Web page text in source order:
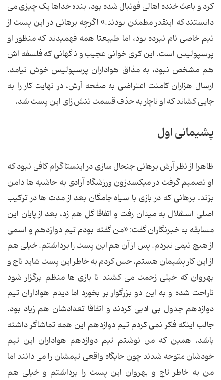
کرد و باعث خنده اهالی فوتبال شده بود. بنده خداها یک چیزی می
دانستند که اینقدر مطمئن بودند.» اگرچه برهانی در این پست از
تیم خاصی نام نبرده بود، اما طبیعتا همه فهمیدند که منظور او
پرسپولیس است. این کری خوانی عجیب و ناگهانی که فلسفه اش
هم مشخص نبود، به مذاق هواداران پرسپولیس خوش نیامد.
ارسال هزاران کامنت اعتراضی به صفحه آرش، در نهایت کار را به
جایی کشاند که او ناچار به حذف قسمت تنش زای این پست شد.
پشیمانی اول
ظاهرا از نظر آرش برهانی جنجال سازی در اینستاگرام کافی نبود که
او تصمیم گرفت در میکسدزون ورزشگاه آزادی به حاشیه ها دامن
بزند. برهانی که در بازی با سیاه جامگان بعد از مدت ها در ترکیب
اصلی استقلال به میدان رفت و اتفاقا گل هم زد، بعد از پایان این
مسابقه به خبرنگاران گفت: «من گفته بودم تیم دوازدهم و اسمی
از هیچ تیمی نبردم. پس از آن هم این پست را برداشتم. خیلی هم
از این کار پشیمان هستم. حس کردم به خاطر این پست شاید تاج و
بهروان که خیلی زحمت می کشند تا بازی ها منظم برگزار شود
ناراحت شده و به این دو بزرگوار بر بخورد اما دیدم هواداران تیم
دوازدهم جدول بی ادبی کردند و اتفاقا تعدادشان هم زیاد بود.
جالب اینکه فکر نمی کردم تیم دوازدهم این همه تماشاگر داشته
باشد. همین که من نوشتم تیم دوازدهم هواداران این تیم
خودشان متوجه شدند چون جایگاه واقعی تیمشان را می دانند اما
من به خاطر تاج و بهروان این پست را برداشتم و خیلی هم